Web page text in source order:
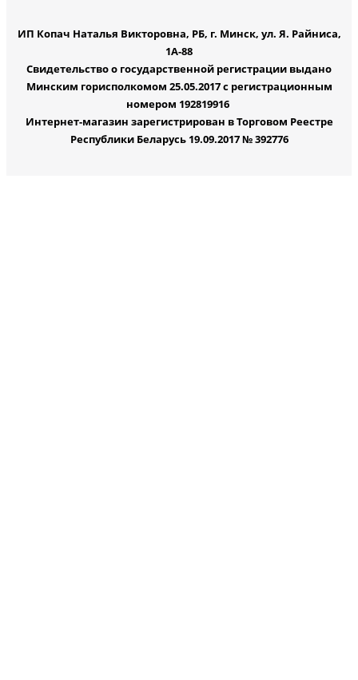
ИП Копач Наталья Викторовна, РБ, г. Минск, ул. Я. Райниса,
1А-88
Свидетельство о государственной регистрации выдано
Минским горисполкомом 25.05.2017 с регистрационным
номером 192819916
Интернет-магазин зарегистрирован в Торговом Реестре
Республики Беларусь 19.09.2017 № 392776